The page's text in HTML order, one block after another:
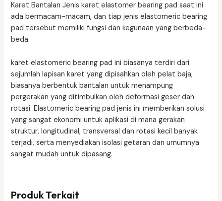
Karet Bantalan Jenis karet elastomer bearing pad saat ini
ada bermacam-macam, dan tiap jenis elastomeric bearing
pad tersebut memiliki fungsi dan kegunaan yang berbeda-
beda.
karet elastomeric bearing pad ini biasanya terdiri dari
sejumlah lapisan karet yang dipisahkan oleh pelat baja,
biasanya berbentuk bantalan untuk menampung
pergerakan yang ditimbulkan oleh deformasi geser dan
rotasi. Elastomeric bearing pad jenis ini memberikan solusi
yang sangat ekonomi untuk aplikasi di mana gerakan
struktur, longitudinal, transversal dan rotasi kecil banyak
terjadi, serta menyediakan isolasi getaran dan umumnya
sangat mudah untuk dipasang.
Produk Terkait